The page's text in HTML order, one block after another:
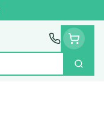
Zoek